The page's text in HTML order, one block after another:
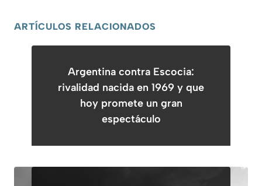
ARTÍCULOS RELACIONADOS
Argentina contra Escocia:
rivalidad nacida en 1969 y que
hoy promete un gran
espectáculo